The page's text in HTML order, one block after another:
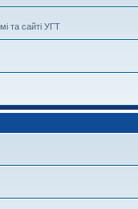
та сайті УГТ